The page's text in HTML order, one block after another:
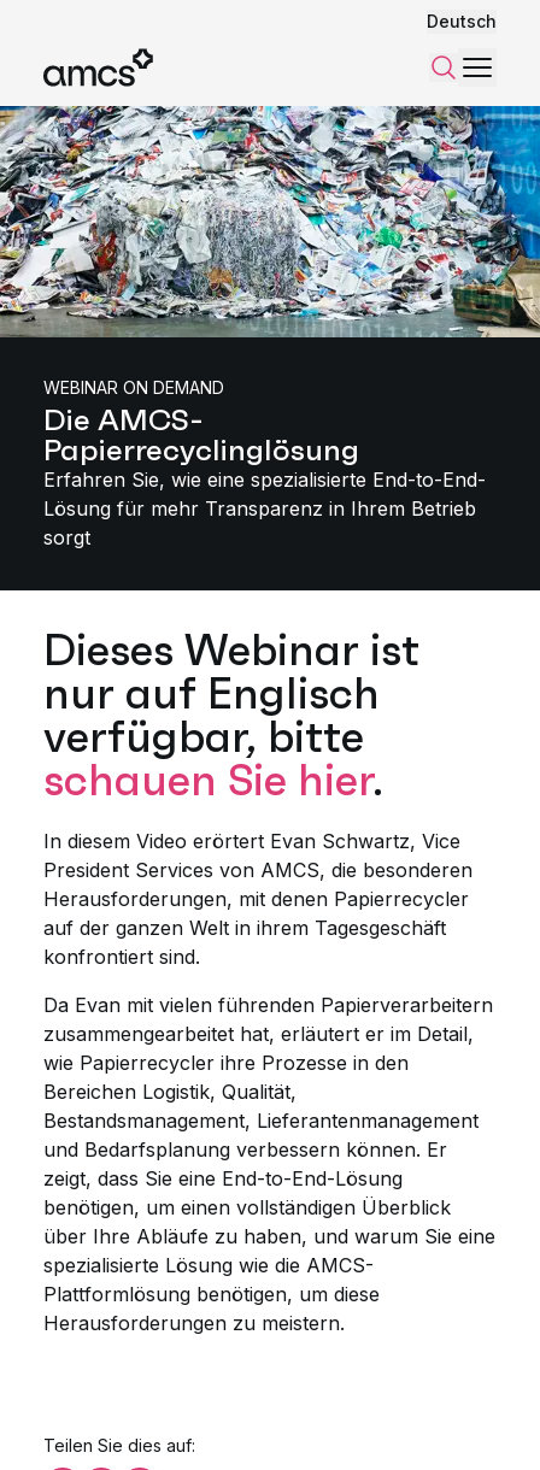
Deutsch
Suchen
Menü
WEBINAR ON DEMAND
Die AMCS-
Papierrecyclinglösung
Erfahren Sie, wie eine spezialisierte End-to-End-
Lösung für mehr Transparenz in Ihrem Betrieb
sorgt
Dieses Webinar ist
nur auf Englisch
verfügbar, bitte
schauen Sie hier.
In diesem Video erörtert Evan Schwartz, Vice
President Services von AMCS, die besonderen
Herausforderungen, mit denen Papierrecycler
auf der ganzen Welt in ihrem Tagesgeschäft
konfrontiert sind.
Da Evan mit vielen führenden Papierverarbeitern
zusammengearbeitet hat, erläutert er im Detail,
wie Papierrecycler ihre Prozesse in den
Bereichen Logistik, Qualität,
Bestandsmanagement, Lieferantenmanagement
und Bedarfsplanung verbessern können. Er
zeigt, dass Sie eine End-to-End-Lösung
benötigen, um einen vollständigen Überblick
über Ihre Abläufe zu haben, und warum Sie eine
spezialisierte Lösung wie die AMCS-
Plattformlösung benötigen, um diese
Herausforderungen zu meistern.
Teilen Sie dies auf: